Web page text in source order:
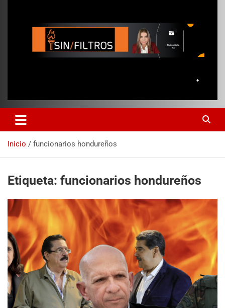
Inicio funcionarios hondureños
Etiqueta: funcionarios hondureños